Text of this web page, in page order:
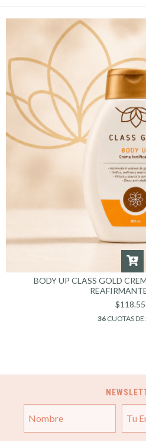
BODY UP CLASS GOLD
36CUOTAS DE